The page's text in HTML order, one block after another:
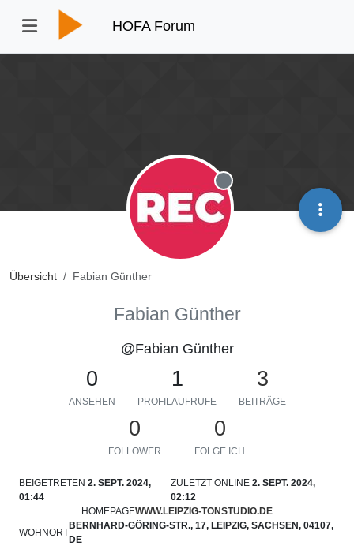
HOFA Forum
Übersicht Fabian Günther
Offline
Fabian Günther
@Fabian Günther
0
ANSEHEN
1
PROFILAUFRUFE
3
BEITRÄGE
0
FOLLOWER
0
FOLGE ICH
BEIGETRETEN 2. SEPT. 2024,
01:44
ZULETZT ONLINE 2. SEPT. 2024,
02:12
HOMEPAGEWWW.LEIPZIG-TONSTUDIO.DE
WOHNORT
BERNHARD-GÖRING-STR., 17, LEIPZIG, SACHSEN, 04107,
DE